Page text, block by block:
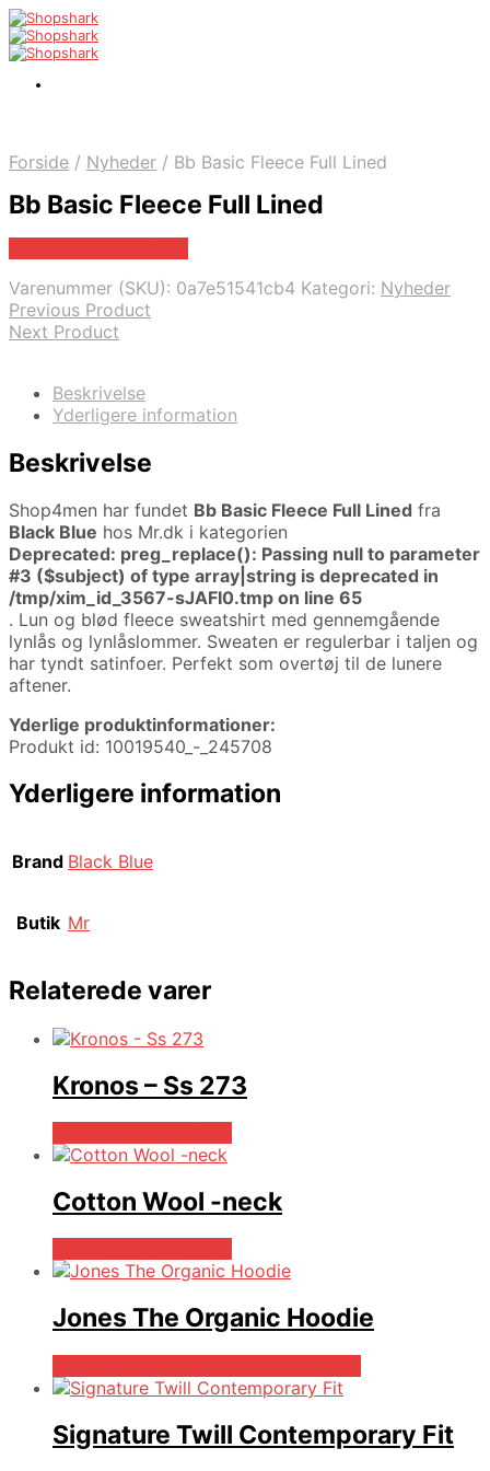
Forside / Nyheder / Bb Basic Fleece Full Lined
Bb Basic Fleece Full Lined
Varenummer (SKU): 0a7e51541cb4 Kategori: Nyheder
Previous Product
Next Product
Beskrivelse
Yderligere information
Beskrivelse
Shop4men har fundet Bb Basic Fleece Full Lined fra
Black Blue hos Mr.dk i kategorien
Deprecated: preg_replace(): Passing null to parameter
#3 ($subject) of type array|string is deprecated in
/tmp/xim_id_3567-sJAFI0.tmp on line 65
. Lun og blød fleece sweatshirt med gennemgående
lynlås og lynlåslommer. Sweaten er regulerbar i taljen og
har tyndt satinfoer. Perfekt som overtøj til de lunere
aftener.
Yderlige produktinformationer:
Produkt id: 10019540_-_245708
Yderligere information
Brand Black Blue
Butik Mr
Relaterede varer
Kronos – Ss 273
Cotton Wool -neck
Jones The Organic Hoodie
Signature Twill Contemporary Fit